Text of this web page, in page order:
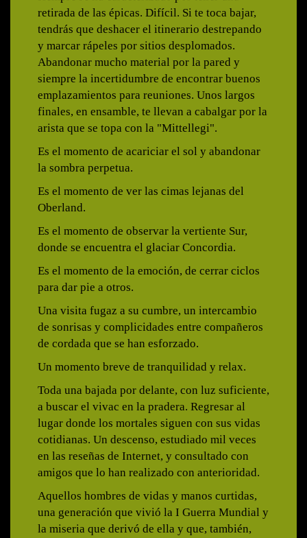
retirada de las épicas. Difícil. Si te toca bajar,
tendrás que deshacer el itinerario destrepando
y marcar rápeles por sitios desplomados.
Abandonar mucho material por la pared y
siempre la incertidumbre de encontrar buenos
emplazamientos para reuniones. Unos largos
finales, en ensamble, te llevan a cabalgar por la
arista que se topa con la "Mittellegi".
Es el momento de acariciar el sol y abandonar
la sombra perpetua.
Es el momento de ver las cimas lejanas del
Oberland.
Es el momento de observar la vertiente Sur,
donde se encuentra el glaciar Concordia.
Es el momento de la emoción, de cerrar ciclos
para dar pie a otros.
Una visita fugaz a su cumbre, un intercambio
de sonrisas y complicidades entre compañeros
de cordada que se han esforzado.
Un momento breve de tranquilidad y relax.
Toda una bajada por delante, con luz suficiente,
a buscar el vivac en la pradera. Regresar al
lugar donde los mortales siguen con sus vidas
cotidianas. Un descenso, estudiado mil veces
en las reseñas de Internet, y consultado con
amigos que lo han realizado con anterioridad.
Aquellos hombres de vidas y manos curtidas,
una generación que vivió la I Guerra Mundial y
la miseria que derivó de ella y que, también,